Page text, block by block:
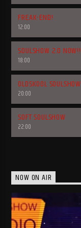
FREAK-END!
12:00
SOULSHOW 2.0 NOW!!
18:00
OLDSKOOL SOULSHOW
20:00
SOFT SOULSHOW
22:00
NOW ON AIR